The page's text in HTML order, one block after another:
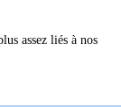
assez liés à nos